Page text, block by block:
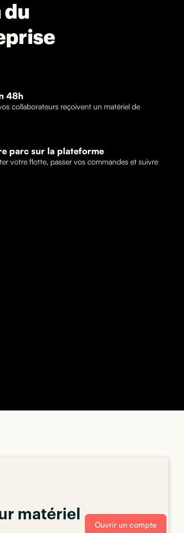
du
48h
collaborateurs reçoivent un matériel de
parc sur la plateforme
votre flotte, passer vos commandes et suivre
matériel
Ouvrir un compte